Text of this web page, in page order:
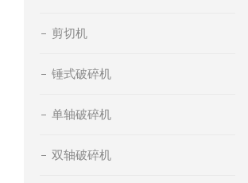
剪切机
锤式破碎机
单轴破碎机
双轴破碎机